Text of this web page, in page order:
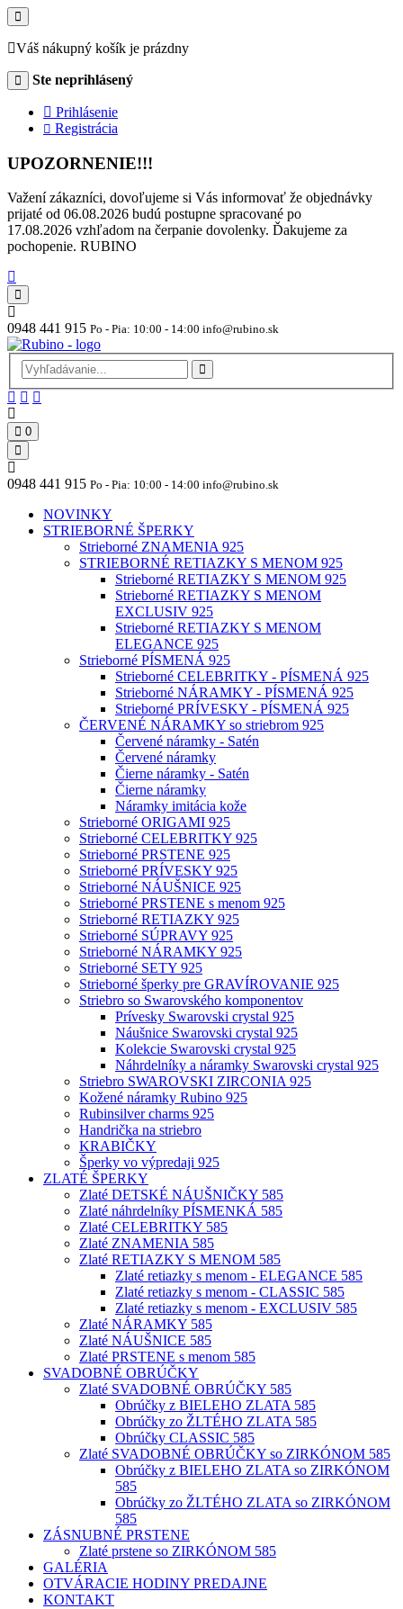
Váš nákupný košík je prázdny
Ste neprihlásený
Prihlásenie
Registrácia
UPOZORNENIE!!!
Važení zákazníci, dovoľujeme si Vás informovať že objednávky
prijaté od 06.08.2026 budú postupne spracované po
17.08.2026 vzhľadom na čerpanie dovolenky. Ďakujeme za
pochopenie. RUBINO
0948 441 915 Po - Pia: 10:00 - 14:00 info@rubino.sk
0
0948 441 915 Po - Pia: 10:00 - 14:00 info@rubino.sk
NOVINKY
STRIEBORNÉ ŠPERKY
Strieborné ZNAMENIA 925
STRIEBORNÉ RETIAZKY S MENOM 925
Strieborné RETIAZKY S MENOM 925
Strieborné RETIAZKY S MENOM
EXCLUSIV 925
Strieborné RETIAZKY S MENOM
ELEGANCE 925
Strieborné PÍSMENÁ 925
Strieborné CELEBRITKY - PÍSMENÁ 925
Strieborné NÁRAMKY - PÍSMENÁ 925
Strieborné PRÍVESKY - PÍSMENÁ 925
ČERVENÉ NÁRAMKY so striebrom 925
Červené náramky - Satén
Červené náramky
Čierne náramky - Satén
Čierne náramky
Náramky imitácia kože
Strieborné ORIGAMI 925
Strieborné CELEBRITKY 925
Strieborné PRSTENE 925
Strieborné PRÍVESKY 925
Strieborné NÁUŠNICE 925
Strieborné PRSTENE s menom 925
Strieborné RETIAZKY 925
Strieborné SÚPRAVY 925
Strieborné NÁRAMKY 925
Strieborné SETY 925
Strieborné šperky pre GRAVÍROVANIE 925
Striebro so Swarovského komponentov
Prívesky Swarovski crystal 925
Náušnice Swarovski crystal 925
Kolekcie Swarovski crystal 925
Náhrdelníky a náramky Swarovski crystal 925
Striebro SWAROVSKI ZIRCONIA 925
Kožené náramky Rubino 925
Rubinsilver charms 925
Handrička na striebro
KRABIČKY
Šperky vo výpredaji 925
ZLATÉ ŠPERKY
Zlaté DETSKÉ NÁUŠNIČKY 585
Zlaté náhrdelníky PÍSMENKÁ 585
Zlaté CELEBRITKY 585
Zlaté ZNAMENIA 585
Zlaté RETIAZKY S MENOM 585
Zlaté retiazky s menom - ELEGANCE 585
Zlaté retiazky s menom - CLASSIC 585
Zlaté retiazky s menom - EXCLUSIV 585
Zlaté NÁRAMKY 585
Zlaté NÁUŠNICE 585
Zlaté PRSTENE s menom 585
SVADOBNÉ OBRÚČKY
Zlaté SVADOBNÉ OBRÚČKY 585
Obrúčky z BIELEHO ZLATA 585
Obrúčky zo ŽLTÉHO ZLATA 585
Obrúčky CLASSIC 585
Zlaté SVADOBNÉ OBRÚČKY so ZIRKÓNOM 585
Obrúčky z BIELEHO ZLATA so ZIRKÓNOM
585
Obrúčky zo ŽLTÉHO ZLATA so ZIRKÓNOM
585
ZÁSNUBNÉ PRSTENE
Zlaté prstene so ZIRKÓNOM 585
GALÉRIA
OTVÁRACIE HODINY PREDAJNE
KONTAKT